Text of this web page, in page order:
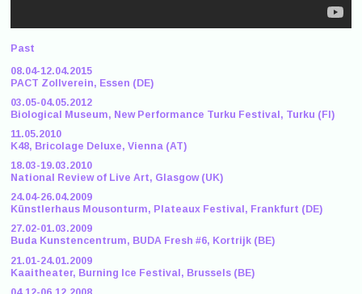
Past
08.04-12.04.2015
PACT Zollverein, Essen (DE)
03.05-04.05.2012
Biological Museum, New Performance Turku Festival, Turku (FI)
11.05.2010
K48, Bricolage Deluxe, Vienna (AT)
18.03-19.03.2010
National Review of Live Art, Glasgow (UK)
24.04-26.04.2009
Künstlerhaus Mousonturm, Plateaux Festival, Frankfurt (DE)
27.02-01.03.2009
Buda Kunstencentrum, BUDA Fresh #6, Kortrijk (BE)
21.01-24.01.2009
Kaaitheater, Burning Ice Festival, Brussels (BE)